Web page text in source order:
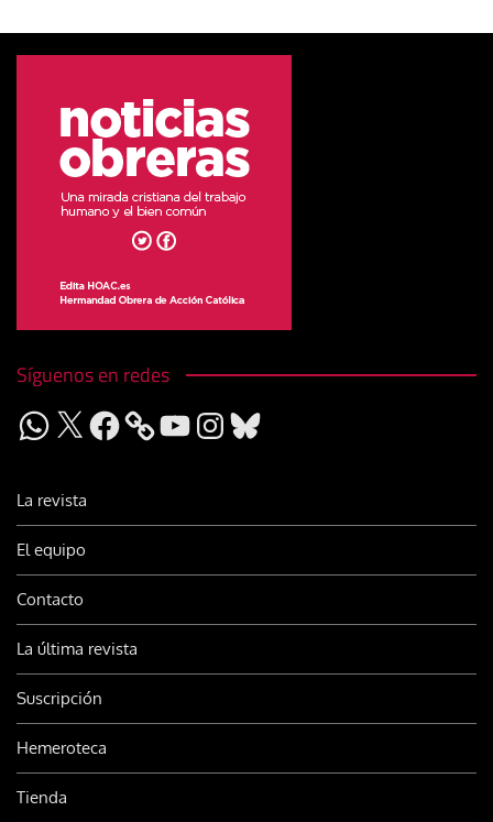
Síguenos en redes
WhatsApp
X Facebook YouTubeInstagram
Bluesky
La revista
El equipo
Contacto
La última revista
Suscripción
Hemeroteca
Tienda